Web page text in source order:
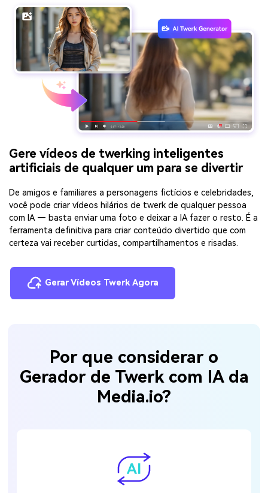
Gere vídeos de twerking inteligentes
artificiais de qualquer um para se divertir
De amigos e familiares a personagens fictícios e celebridades,
você pode criar vídeos hilários de twerk de qualquer pessoa
com IA — basta enviar uma foto e deixar a IA fazer o resto. É a
ferramenta definitiva para criar conteúdo divertido que com
certeza vai receber curtidas, compartilhamentos e risadas.
Gerar Vídeos Twerk Agora
Por que considerar o
Gerador de Twerk com IA da
Media.io?